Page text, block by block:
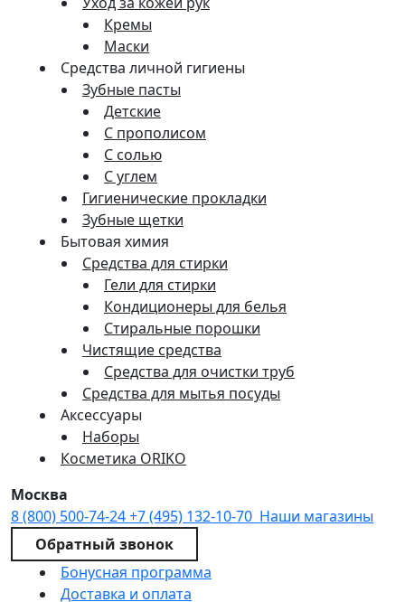
Кремы
Маски
Средства личной гигиены
Зубные пасты
Детские
С прополисом
С солью
С углем
Гигиенические прокладки
Зубные щетки
Бытовая химия
Средства для стирки
Гели для стирки
Кондиционеры для белья
Стиральные порошки
Чистящие средства
Средства для очистки труб
Средства для мытья посуды
Аксессуары
Наборы
Косметика ORIKO
Москва
8 (800) 500-74-24+7 (495) 132-10-70 Наши магазины
Обратный звонок
Бонусная программа
Доставка и оплата